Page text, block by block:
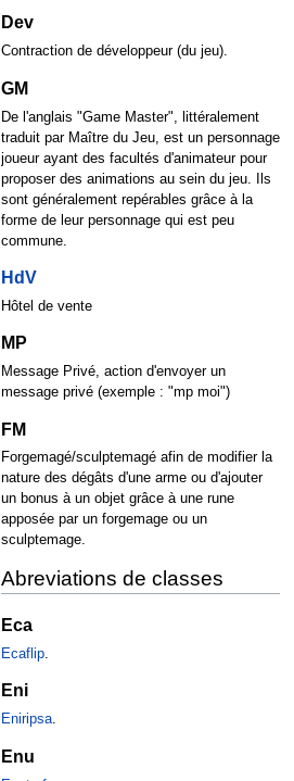
Dev
Contraction de développeur (du jeu).
GM
De l'anglais "Game Master", littéralement
traduit par Maître du Jeu, est un personnage
joueur ayant des facultés d'animateur pour
proposer des animations au sein du jeu. Ils
sont généralement repérables grâce à la
forme de leur personnage qui est peu
commune.
HdV
Hôtel de vente
MP
Message Privé, action d'envoyer un
message privé (exemple : "mp moi")
FM
Forgemagé/sculptemagé afin de modifier la
nature des dégâts d'une arme ou d'ajouter
un bonus à un objet grâce à une rune
apposée par un forgemage ou un
sculptemage.
Abreviations de classes
Eca
Ecaflip.
Eni
Eniripsa.
Enu